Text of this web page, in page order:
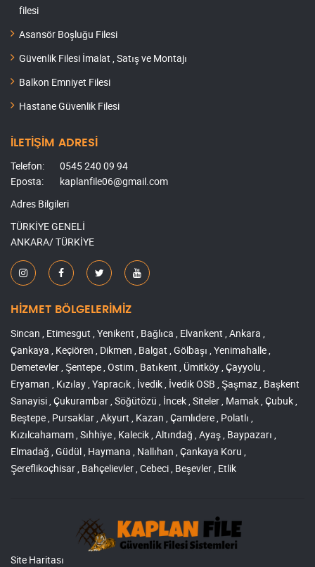
filesi
Asansör Boşluğu Filesi
Güvenlik Filesi İmalat , Satış ve Montajı
Balkon Emniyet Filesi
Hastane Güvenlik Filesi
İLETİŞİM ADRESİ
Telefon:
0545 240 09 94
Eposta:
kaplanfile06@gmail.com
Adres Bilgileri
TÜRKİYE GENELİ
ANKARA/ TÜRKİYE
HİZMET BÖLGELERİMİZ
Sincan , Etimesgut , Yenikent , Bağlıca , Elvankent , Ankara ,
Çankaya , Keçiören , Dikmen , Balgat , Gölbaşı , Yenimahalle ,
Demetevler , Şentepe , Ostim , Batıkent , Ümitköy , Çayyolu ,
Eryaman , Kızılay , Yapracık , İvedik , İvedik OSB , Şaşmaz , Başkent
Sanayisi , Çukurambar , Söğütözü , İncek , Siteler , Mamak , Çubuk ,
Beştepe , Pursaklar , Akyurt , Kazan , Çamlıdere , Polatlı ,
Kızılcahamam , Sıhhiye , Kalecik , Altındağ , Ayaş , Baypazarı ,
Elmadağ , Güdül , Haymana , Nallıhan , Çankaya Koru ,
Şereflikoçhisar , Bahçelievler , Cebeci , Beşevler , Etlik
Site Haritası